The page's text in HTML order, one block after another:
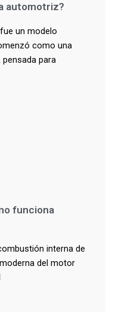
automotriz?
un modelo
como una
pensada para
funciona
interna de
del motor